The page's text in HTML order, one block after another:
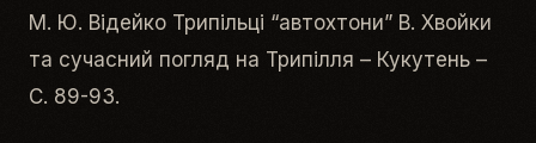
М. Ю. Відейко Трипільці “автохтони” В. Хвойки
та сучасний погляд на Трипілля – Кукутень –
С. 89-93.